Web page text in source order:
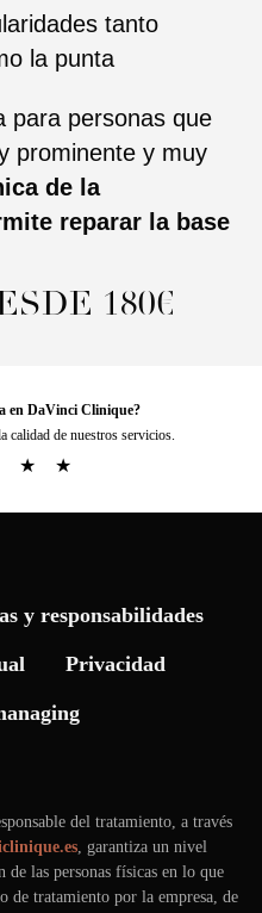
en DaVinci Clinique?
calidad de nuestros servicios.
★ ★
y responsabilidades
Privacidad
del tratamiento, a través
, garantiza un nivel
de las personas físicas en lo que
de tratamiento por la empresa, de